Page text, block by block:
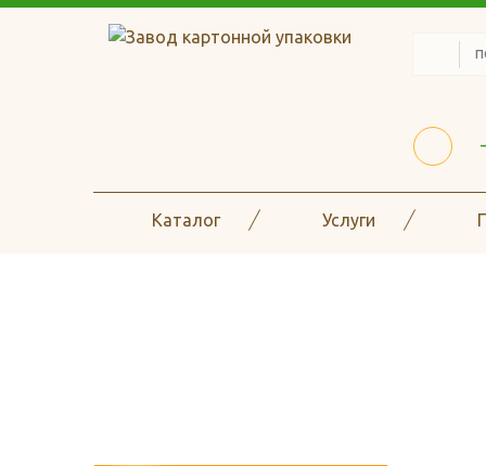
Каталог Услуги